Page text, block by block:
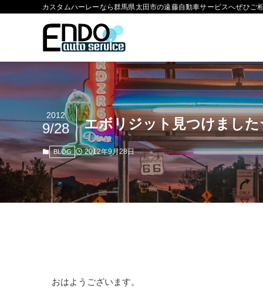
カスタムハーレーなら群馬県太田市の遠藤自動車サービスへぜひご
エボリジット見つけまし
2012
9/28
BLOG 2012年9月28日
おはようございます。